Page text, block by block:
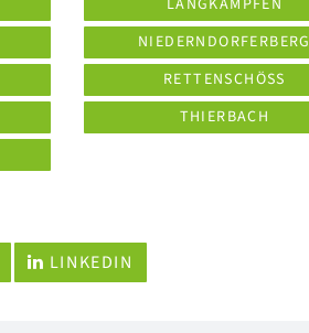
LANGKAMPFEN
NIEDERNDORFERBERG
RETTENSCHÖSS
THIERBACH
LINKEDIN